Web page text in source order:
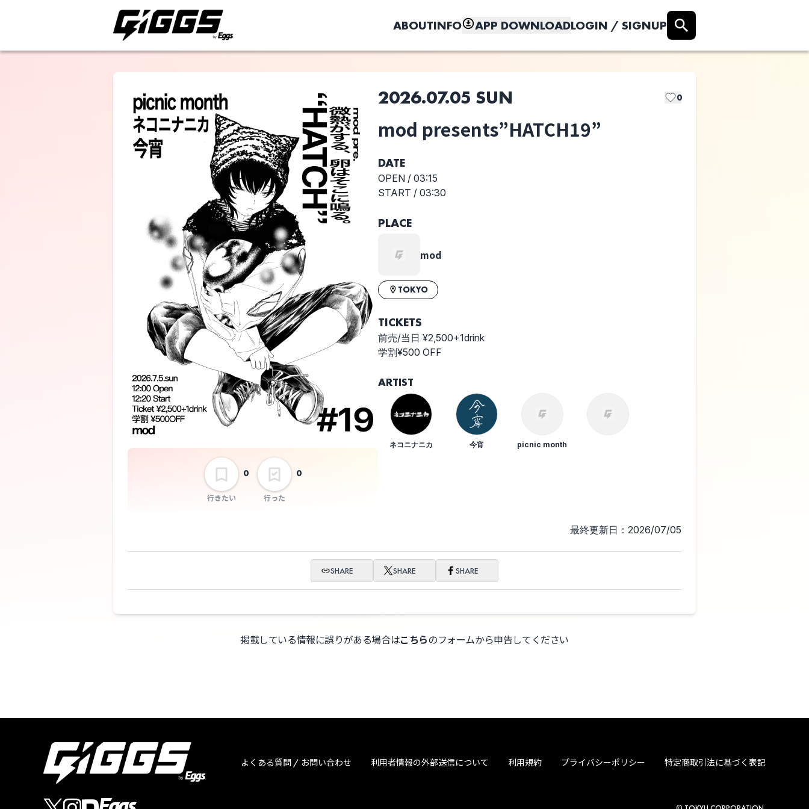
ABOUTINFO APP DOWNLOADLOGIN / SIGNUP
ライブ体験をもっと楽しく、もっと便利に。
行きたい
0
行った
0
ネコニナニカ 今宵 picnic month
選択しない
2026.07.05 SUN 0
mod presents”HATCH19”
DATE
OPEN / 03:15
START / 03:30
PLACE
mod
TOKYO
TICKETS
前売/当日 ¥2,500+1drink
学割¥500 OFF
ARTIST
ネコニナニカ 今宵 picnic month
最終更新日：2026/07/05
SHARE SHARE SHARE
掲載している情報に誤りがある場合はこちらのフォームから申告してください
このライブの取り置きは終了しました
よくある質問 / お問い合わせ 利用者情報の外部送信について 利用規約 プライバシーポリシー 特定商取引法に基づく表記